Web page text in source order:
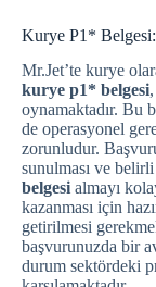
Kurye P1* Belgesi:
Mr.Jet’te kurye
kurye p1* belgesi
oynamaktadır. Bu
de operasyonel
zorunludur.
sunulması ve
belgesi almayı
kazanması için
getirilmesi
başvurunuzda bir
durum sektördeki